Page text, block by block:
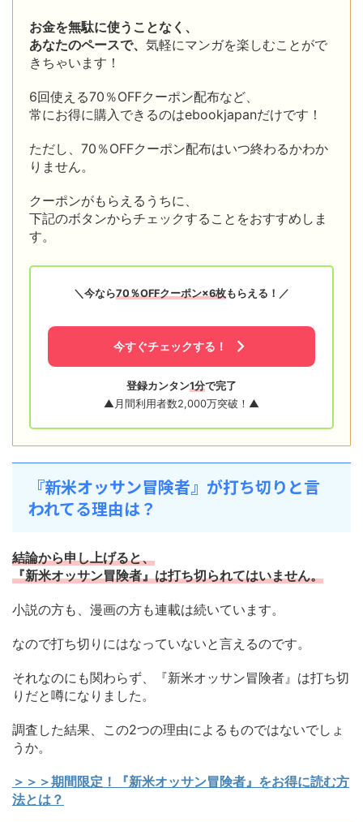
お金を無駄に使うことなく、
あなたのペースで、 気軽にマンガを楽しむことがで
きちゃいます！
6回使える70％OFFクーポン配布など、
常にお得に購入できるのはebookjapanだけです！
ただし、70％OFFクーポン配布はいつ終わるかわか
りません。
クーポンがもらえるうちに、
下記のボタンからチェックすることをおすすめしま
す。
＼今なら70％OFFクーポン×6枚もらえる！／
今すぐチェックする！
登録カンタン1分で完了
▲月間利用者数2,000万突破！▲
『新米オッサン冒険者』が打ち切りと言
われてる理由は？
結論から申し上げると、
『新米オッサン冒険者』は打ち切られてはいません。
小説の方も、漫画の方も連載は続いています。
なので打ち切りにはなっていないと言えるのです。
それなのにも関わらず、『新米オッサン冒険者』は打ち切
りだと噂になりました。
調査した結果、この2つの理由によるものではないでしょ
うか。
＞＞＞期間限定！『新米オッサン冒険者』をお得に読む方
法とは？